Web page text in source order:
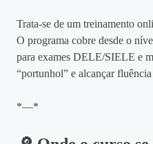
Trata‑se de um treinamento
O programa cobre desde o
para exames DELE/SIELE e
“portunhol” e alcançar
*—*